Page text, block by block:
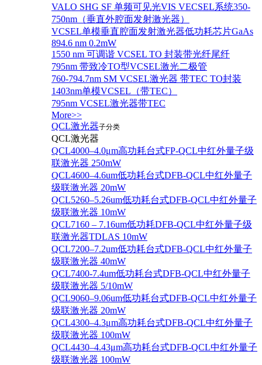
VALO SHG SF 单频可见光VIS VECSEL系统350-
750nm（垂直外腔面发射激光器）
VCSEL单模垂直腔面发射激光器低功耗芯片GaAs
894.6 nm 0.2mW
1550 nm 可调谐 VCSEL TO 封装带光纤尾纤
795nm 带致冷TO型VCSEL激光二极管
760-794.7nm SM VCSEL激光器 带TEC TO封装
1403nm单模VCSEL（带TEC）
795nm VCSEL激光器带TEC
More>>
QCL激光器子分类
QCL激光器
QCL4000–4.0μm高功耗台式FP-QCL中红外量子级
联激光器 250mW
QCL4600–4.6um低功耗台式DFB-QCL中红外量子
级联激光器 20mW
QCL5260–5.26um低功耗台式DFB-QCL中红外量子
级联激光器 10mW
QCL7160 – 7.16um低功耗DFB-QCL中红外量子级
联激光器TDLAS 10mW
QCL7200–7.2um低功耗台式DFB-QCL中红外量子
级联激光器 40mW
QCL7400-7.4um低功耗台式DFB-QCL中红外量子
级联激光器 5/10mW
QCL9060–9.06um低功耗台式DFB-QCL中红外量子
级联激光器 20mW
QCL4300–4.3μm高功耗台式DFB-QCL中红外量子
级联激光器 100mW
QCL4430–4.43μm高功耗台式DFB-QCL中红外量子
级联激光器 100mW